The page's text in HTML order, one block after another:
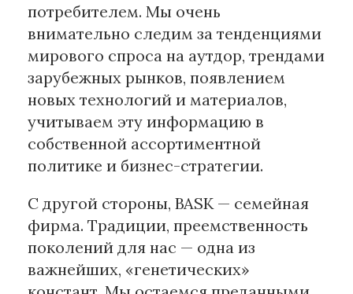
потребителем. Мы очень
внимательно следим за тенденциями
мирового спроса на аутдор, трендами
зарубежных рынков, появлением
новых технологий и материалов,
учитываем эту информацию в
собственной ассортиментной
политике и бизнес-стратегии.
С другой стороны, BASK — семейная
фирма. Традиции, преемственность
поколений для нас — одна из
важнейших, «генетических»